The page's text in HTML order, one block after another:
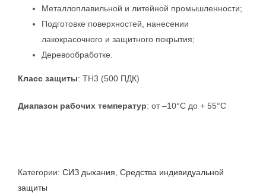
Металлоплавильной и литейной промышленности;
Подготовке поверхностей, нанесении
лакокрасочного и защитного покрытия;
Деревообработке.
Класс защиты: ТН3 (500 ПДК)
Диапазон рабочих температур: от –10°C до + 55°C
Категории: СИЗ дыхания Средства индивидуальной
защиты